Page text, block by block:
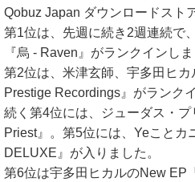
Qobuz Japan ダウンロードスト
第1位は、先週に続き2週連続で
『烏 - Raven』がランクインしま
第2位は、米津玄師、宇多田ヒ
Prestige Recordings』がランク
続く第4位には、ジューダス・
Priest』。第5位には、Yeこと
DELUXE』が入りました。
第6位は宇多田ヒカルのNew EP